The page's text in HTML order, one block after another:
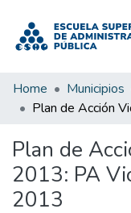
Home Municipios
Plan de
2013: PA
2013